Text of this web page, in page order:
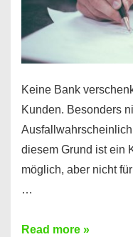
möglich!
Keine Bank
Kunden. Besonders
diesem Grund ist ein
möglich, aber nicht
…
Ist
Read more »